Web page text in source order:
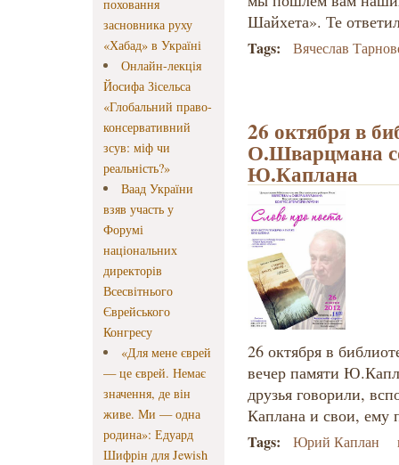
поховання
засновника руху
«Хабад» в Україні
Онлайн-лекція
Йосифа Зісельса
«Глобальний право-
консервативний
зсув: міф чи
реальність?»
Ваад України
взяв участь у
Форумі
національних
директорів
Всесвітнього
Єврейського
Конгресу
«Для мене єврей
— це єврей. Немає
значення, де він
живе. Ми — одна
родина»: Едуард
Шифрін для Jewish
Шайхета». Те
Tags: Вячеслав
26 октября в
О.Шварцмана
Ю.Каплана
26 октября в
вечер памяти
друзья говорили,
Каплана и свои, ему
Tags: Юрий Каплан